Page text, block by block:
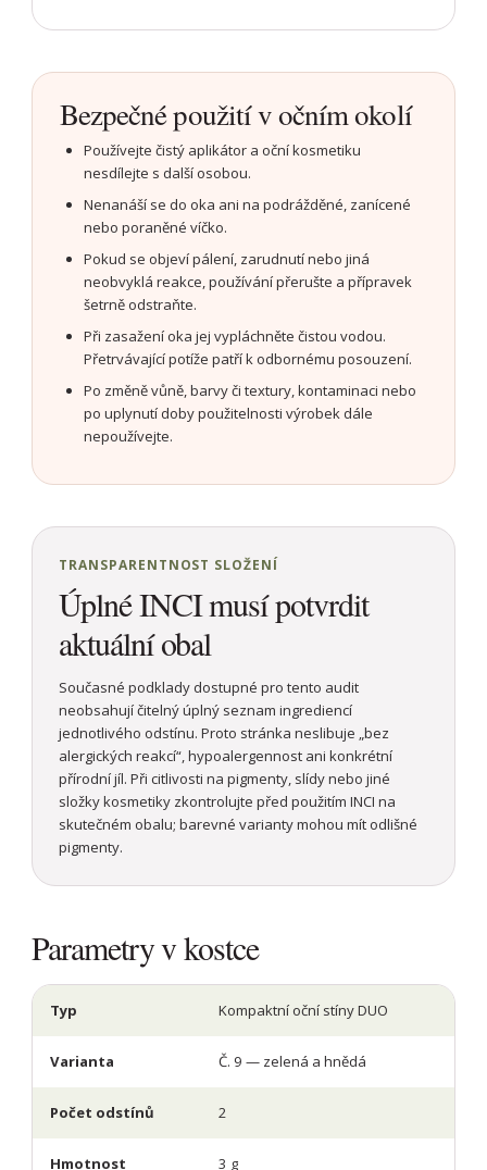
Bezpečné použití v očním okolí
Používejte čistý aplikátor a oční kosmetiku
nesdílejte s další osobou.
Nenanáší se do oka ani na podrážděné, zanícené
nebo poraněné víčko.
Pokud se objeví pálení, zarudnutí nebo jiná
neobvyklá reakce, používání přerušte a přípravek
šetrně odstraňte.
Při zasažení oka jej vypláchněte čistou vodou.
Přetrvávající potíže patří k odbornému posouzení.
Po změně vůně, barvy či textury, kontaminaci nebo
po uplynutí doby použitelnosti výrobek dále
nepoužívejte.
TRANSPARENTNOST SLOŽENÍ
Úplné INCI musí potvrdit
aktuální obal
Současné podklady dostupné pro tento audit
neobsahují čitelný úplný seznam ingrediencí
jednotlivého odstínu. Proto stránka neslibuje „bez
alergických reakcí“, hypoalergennost ani konkrétní
přírodní jíl. Při citlivosti na pigmenty, slídy nebo jiné
složky kosmetiky zkontrolujte před použitím INCI na
skutečném obalu; barevné varianty mohou mít odlišné
pigmenty.
Parametry v kostce
Typ Kompaktní oční stíny DUO
Varianta Č. 9 — zelená a hnědá
Počet odstínů 2
Hmotnost 3 g